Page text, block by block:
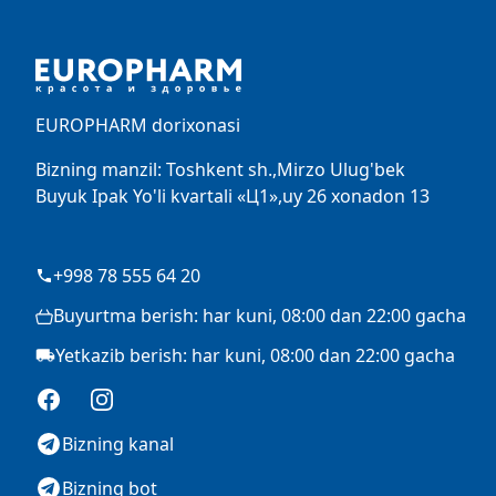
EUROPHARM dorixonasi
Bizning manzil: Toshkent sh.,Mirzo Ulug'bek
Buyuk Ipak Yo'li kvartali «Ц1»,uy 26 xonadon 13
+998 78 555 64 20
Buyurtma berish: har kuni, 08:00 dan 22:00 gacha
Yetkazib berish: har kuni, 08:00 dan 22:00 gacha
FacebookInstagram
Bizning kanal
Bizning bot